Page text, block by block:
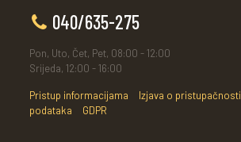
040/635-275
Pon, Uto, Čet, Pet, 08:00 - 12:00
Srijeda, 12:00 - 16:00
Pristup informacijama Izjava o pristupačnosti
podataka
GDPR